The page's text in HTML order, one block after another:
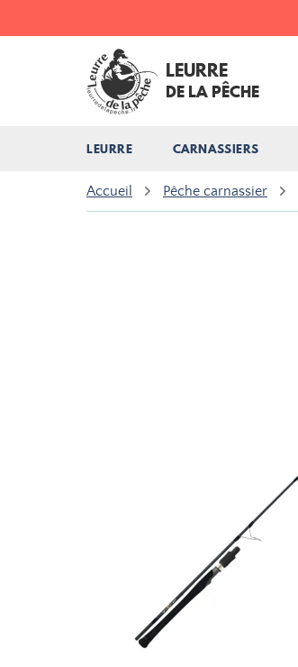
LEURRE
DE LA PÊCHE
LEURRE CARNASSIERS
Accueil Pêche carnassier